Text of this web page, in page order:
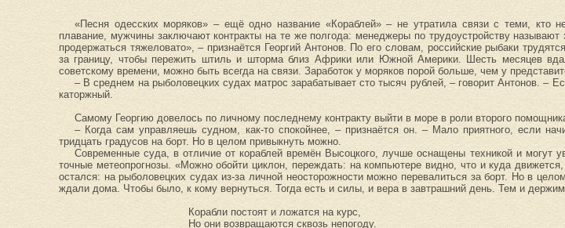
«Песня одесских моряков» – ещё одно название «Кораблей» – не утратила связи с теми, кто
плавание, мужчины заключают контракты на те же полгода: менеджеры по трудоустройству
продержаться тяжеловато», – признаётся Георгий Антонов. По его словам, российские рыбаки
за границу, чтобы пережить штиль и шторма близ Африки или Южной Америки. Шесть месяцев
советскому времени, можно быть всегда на связи. Заработок у моряков порой больше, чем у
– В среднем на рыболовецких судах матрос зарабатывает сто тысяч рублей, – говорит Антонов. –
каторжный.
Самому Георгию довелось по личному последнему контракту выйти в море в роли второго
– Когда сам управляешь судном, как-то спокойнее, – признаётся он. – Мало приятного, если
тридцать градусов на борт. Но в целом привыкнуть можно.
Современные суда, в отличие от кораблей времён Высоцкого, лучше оснащены техникой и могут
точные метеопрогнозы. «Можно обойти циклон, переждать: на компьютере видно, что и куда
остался: на рыболовецких судах из-за личной неосторожности можно перевалиться за борт. Но в
ждали дома. Чтобы было, к кому вернуться. Тогда есть и силы, и вера в завтрашний день. Тем и
Корабли постоят и ложатся на курс,
Но они возвращаются сквозь непогоду.